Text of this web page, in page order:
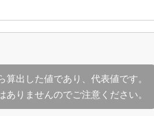
算出した値であり、代表値です。
ありませんのでご注意ください。